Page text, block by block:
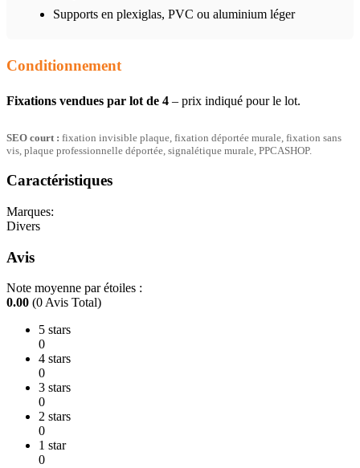
Supports en plexiglas, PVC ou aluminium léger
Conditionnement
Fixations vendues par lot de 4 – prix indiqué pour le lot.
SEO court : fixation invisible plaque, fixation déportée murale, fixation sans
vis, plaque professionnelle déportée, signalétique murale, PPCASHOP.
Caractéristiques
Marques:
Divers
Avis
Note moyenne par étoiles :
0.00 (0 Avis Total)
5 stars
0
4 stars
0
3 stars
0
2 stars
0
1 star
0